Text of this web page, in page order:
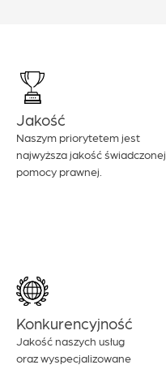
Jakość
Naszym priorytetem jest
najwyższa jakość świadczonej
pomocy prawnej.
Konkurencyjność
Jakość naszych usług
oraz wyspecjalizowane